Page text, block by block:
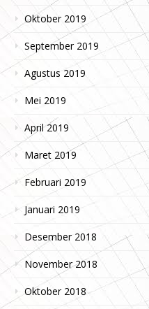
Oktober 2019
September 2019
Agustus 2019
Mei 2019
April 2019
Maret 2019
Februari 2019
Januari 2019
Desember 2018
November 2018
Oktober 2018